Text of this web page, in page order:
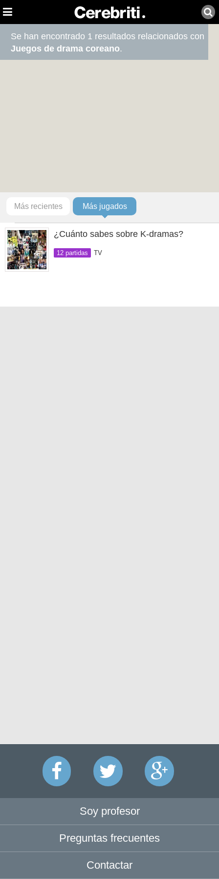
Se han encontrado 1 resultados relacionados con
Juegos de drama coreano.
Más recientes Más jugados
¿Cuánto sabes sobre K-dramas?
12 partidas TV
Soy profesor
Preguntas frecuentes
Contactar